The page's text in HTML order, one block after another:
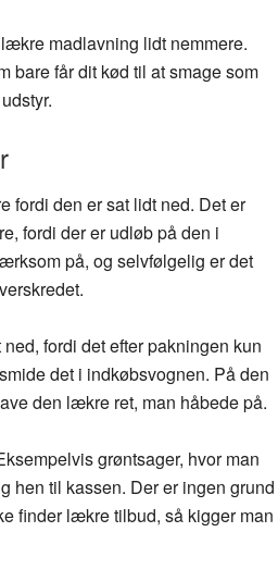
madlavning lidt nemmere.
bare får dit kød til at smage som
fordi den er sat lidt ned. Det er
fordi der er udløb på den i
på, og selvfølgelig er det
fordi det efter pakningen kun
det i indkøbsvognen. På den
den lækre ret, man håbede på.
grøntsager, hvor man
hen til kassen. Der er ingen grund
finder lækre tilbud, så kigger man